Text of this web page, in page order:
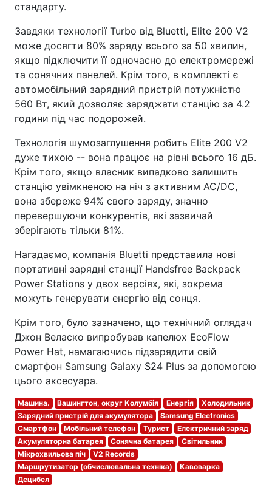
стандарту.
Завдяки технології Turbo від Bluetti, Elite 200 V2
може досягти 80% заряду всього за 50 хвилин,
якщо підключити її одночасно до електромережі
та сонячних панелей. Крім того, в комплекті є
автомобільний зарядний пристрій потужністю
560 Вт, який дозволяє заряджати станцію за 4.2
години під час подорожей.
Технологія шумозаглушення робить Elite 200 V2
дуже тихою -- вона працює на рівні всього 16 дБ.
Крім того, якщо власник випадково залишить
станцію увімкненою на ніч з активним AC/DC,
вона збереже 94% свого заряду, значно
перевершуючи конкурентів, які зазвичай
зберігають тільки 81%.
Нагадаємо, компанія Bluetti представила нові
портативні зарядні станції Handsfree Backpack
Power Stations у двох версіях, які, зокрема
можуть генерувати енергію від сонця.
Крім того, було зазначено, що технічний оглядач
Джон Веласко випробував капелюх EcoFlow
Power Hat, намагаючись підзарядити свій
смартфон Samsung Galaxy S24 Plus за допомогою
цього аксесуара.
Машина. Вашингтон, округ Колумбія Енергія
Холодильник
Зарядний пристрій для акумулятора
Samsung Electronics
Смартфон
Мобільний телефон Турист
Електричний заряд
Акумуляторна батарея
Сонячна батарея
Світильник
Мікрохвильова піч
V2 Records
Маршрутизатор (обчислювальна техніка)
Кавоварка
Децибел